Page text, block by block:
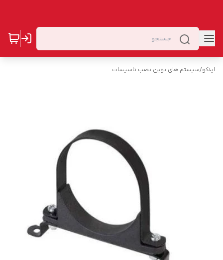
ایدکو/سیستم های نوین نصب تاسیسات